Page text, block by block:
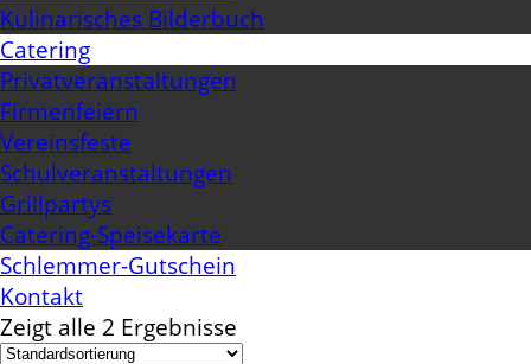
Kulinarisches Bilderbuch
Catering
Privatveranstaltungen
Firmenfeiern
Vereinsfeste
Schulveranstaltungen
Grillpartys
Catering-Speisekarte
Schlemmer-Gutschein
Kontakt
Zeigt alle 2 Ergebnisse